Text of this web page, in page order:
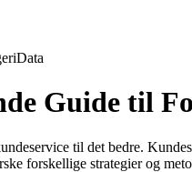
Data
Guide til
til det bedre.
forskellige strategier og